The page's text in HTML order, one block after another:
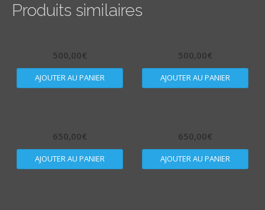
Produits similaires
500,00€
AJOUTER AU PANIER
500,00€
AJOUTER AU PANIER
650,00€
AJOUTER AU PANIER
650,00€
AJOUTER AU PANIER